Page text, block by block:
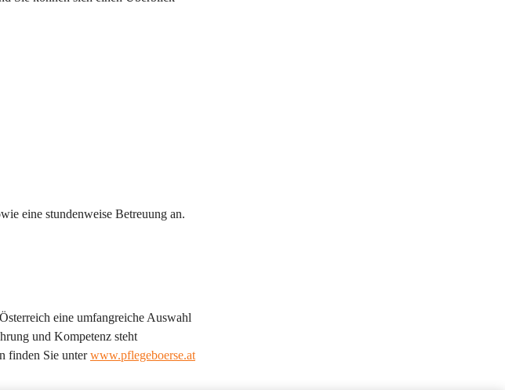
eine stundenweise Betreuung an.
eine umfangreiche Auswahl
und Kompetenz steht
finden Sie unter www.pflegeboerse.at